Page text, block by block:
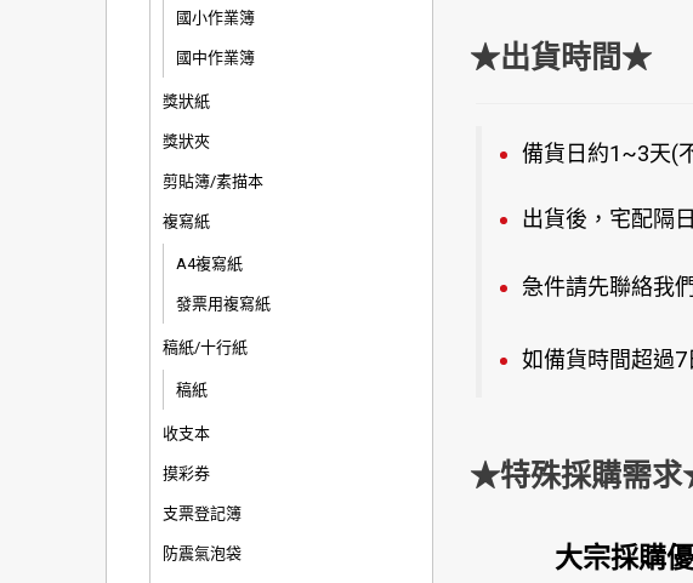
國小作業簿
國中作業簿
獎狀紙
獎狀夾
剪貼簿/素描本
複寫紙
A4複寫紙
發票用複寫紙
稿紙/十行紙
稿紙
收支本
摸彩券
支票登記簿
防震氣泡袋
★出貨時間★
備貨日約1~3天(
出貨後，宅配隔
急件請先聯絡我
如備貨時間超過
★特殊採購需
大宗採購